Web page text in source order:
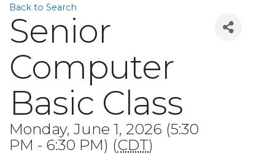
Back to Search
Senior
Computer
Basic Class
Monday, June 1, 2026 (5:30
PM - 6:30 PM) (CDT)